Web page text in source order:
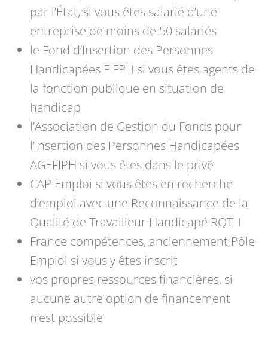
par l’État, si vous êtes salarié d’une
entreprise de moins de 50 salariés
le Fond d’Insertion des Personnes
Handicapées FIFPH si vous êtes agents de
la fonction publique en situation de
handicap
l’Association de Gestion du Fonds pour
l’Insertion des Personnes Handicapées
AGEFIPH si vous êtes dans le privé
CAP Emploi si vous êtes en recherche
d’emploi avec une Reconnaissance de la
Qualité de Travailleur Handicapé RQTH
France compétences, anciennement Pôle
Emploi si vous y êtes inscrit
vos propres ressources financières, si
aucune autre option de financement
n’est possible